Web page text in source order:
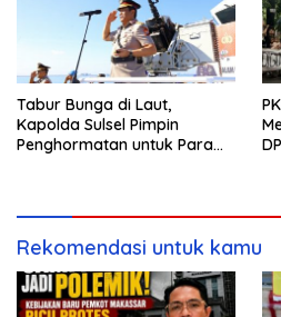
Tabur Bunga di Laut,
Kapolda Sulsel Pimpin
Penghormatan untuk Para
Rekomendasi untuk kamu